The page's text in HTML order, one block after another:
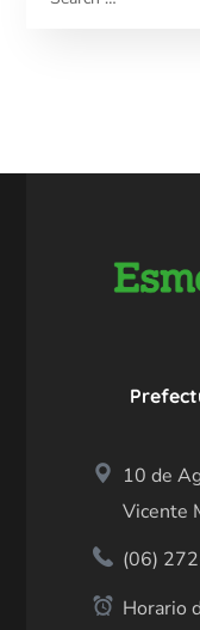
10 de
Vicente
(06)
Horario